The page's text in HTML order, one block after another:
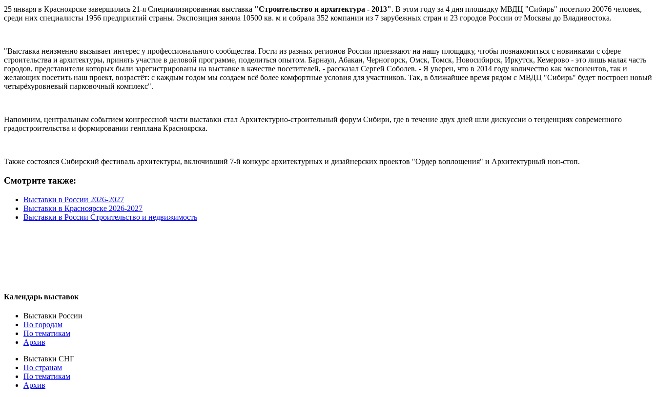
25 января в Красноярске завершилась 21-я Специализированная выставка "Строительство и архитектура - 2013". В этом году за 4 дня площадку МВДЦ "Сибирь" посетило 20076 человек,
среди них специалисты 1956 предприятий страны. Экспозиция заняла 10500 кв. м и собрала 352 компании из 7 зарубежных стран и 23 городов России от Москвы до Владивостока.
"Выставка неизменно вызывает интерес у профессионального сообщества. Гости из разных регионов России приезжают на нашу площадку, чтобы познакомиться с новинками с сфере
строительства и архитектуры, принять участие в деловой программе, поделиться опытом. Барнаул, Абакан, Черногорск, Омск, Томск, Новосибирск, Иркутск, Кемерово - это лишь малая часть
городов, представители которых были зарегистрированы на выставке в качестве посетителей, - рассказал Сергей Соболев. - Я уверен, что в 2014 году количество как экспонентов, так и
желающих посетить наш проект, возрастёт: с каждым годом мы создаем всё более комфортные условия для участников. Так, в ближайшее время рядом с МВДЦ "Сибирь" будет построен новый
четырёхуровневый парковочный комплекс".
Напомним, центральным событием конгрессной части выставки стал Архитектурно-строительный форум Сибири, где в течение двух дней шли дискуссии о тенденциях современного
градостроительства и формировании генплана Красноярска.
Также состоялся Сибирский фестиваль архитектуры, включивший 7-й конкурс архитектурных и дизайнерских проектов "Ордер воплощения" и Архитектурный нон-стоп.
Смотрите также:
Выставки в России 2026-2027
Выставки в Красноярске 2026-2027
Выставки в России Строительство и недвижимость
Календарь выставок
Выставки России
По городам
По тематикам
Архив
Выставки СНГ
По странам
По тематикам
Архив